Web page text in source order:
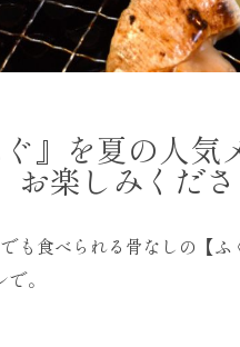
』を夏の人気
お楽しみくださ
も食べられる骨なしの【
。